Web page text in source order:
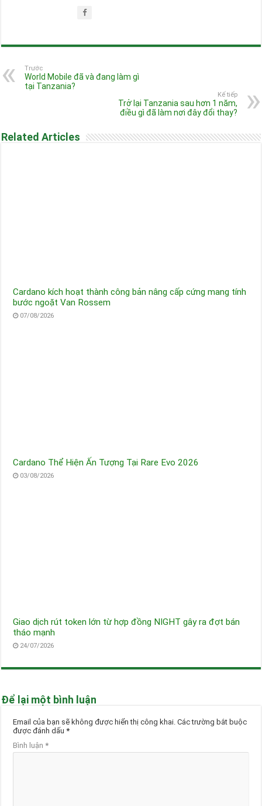
Trước
World Mobile đã và đang làm gì
tại Tanzania?
Kế tiếp
Trở lại Tanzania sau hơn 1 năm,
điều gì đã làm nơi đây đổi thay?
Related Articles
Cardano kích hoạt thành công bản nâng cấp cứng mang tính
bước ngoặt Van Rossem
07/08/2026
Cardano Thể Hiện Ấn Tượng Tại Rare Evo 2026
03/08/2026
Giao dịch rút token lớn từ hợp đồng NIGHT gây ra đợt bán
tháo mạnh
24/07/2026
Để lại một bình luận
Email của bạn sẽ không được hiển thị công khai. Các trường bắt buộc
được đánh dấu*
Bình luận*